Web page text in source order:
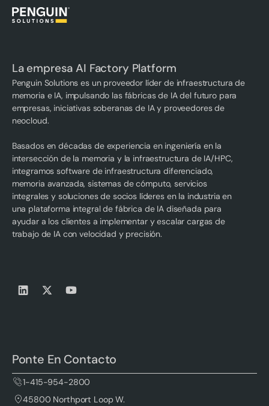
La empresa AI Factory Platform
Penguin Solutions es un proveedor líder de infraestructura de
memoria e IA, impulsando las fábricas de IA del futuro para
empresas, iniciativas soberanas de IA y proveedores de
neocloud.
Basados en décadas de experiencia en ingeniería en la
intersección de la memoria y la infraestructura de IA/HPC,
integramos software de infraestructura diferenciado,
memoria avanzada, sistemas de cómputo, servicios
integrales y soluciones de socios líderes en la industria en
una plataforma integral de fábrica de IA diseñada para
ayudar a los clientes a implementar y escalar cargas de
trabajo de IA con velocidad y precisión.
Ponte En Contacto
1-415-954-2800
45800 Northport Loop W.